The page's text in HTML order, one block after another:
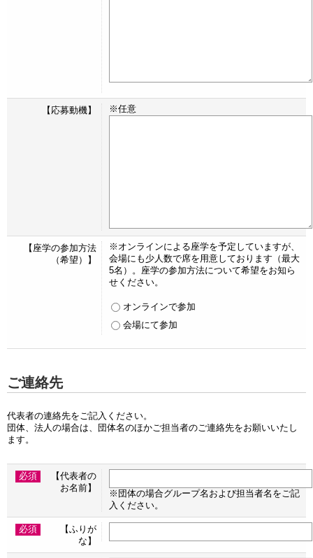
【応募動機】 ※任意
【座学の参加方法
（希望）】
※オンラインによる座学を予定していますが、
会場にも少人数で席を用意しております（最大
5名）。座学の参加方法について希望をお知ら
せください。
オンラインで参加
会場にて参加
ご連絡先
代表者の連絡先をご記入ください。
団体、法人の場合は、団体名のほかご担当者のご連絡先をお願いいたし
ます。
必須
【代表者の
お名前】
※団体の場合グループ名および担当者名をご記
入ください。
必須
【ふりが
な】